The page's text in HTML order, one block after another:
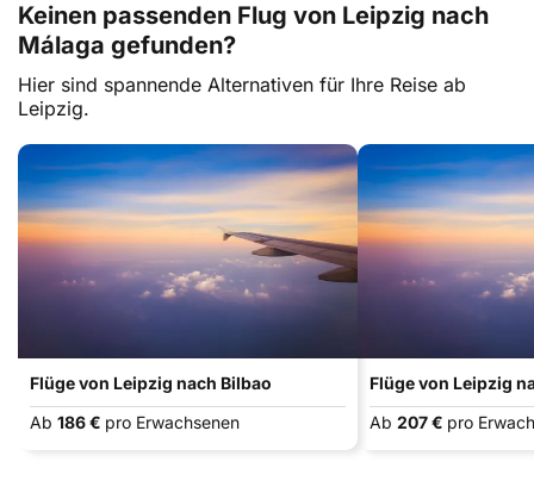
Keinen passenden Flug von Leipzig nach
Málaga gefunden?
Hier sind spannende Alternativen für Ihre Reise ab
Leipzig.
Flüge von Leipzig nach Bilbao
Ab 186 € pro Erwachsenen
Flüge von Leipzig
Ab 207 € pro